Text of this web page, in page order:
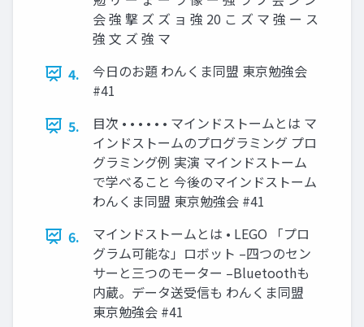
会 強 撃 ズ ズ ョ 強 20 こ ズ マ 強 ー ス
強 文 ズ 強 マ
4.
今日のお題 わんくま同盟 東京勉強会
#41
5.
目次 • • • • • • マインドストームとは マ
インドストームのプログラミング プロ
グラミング例 実演 マインドストーム
で学べること 今後のマインドストーム
わんくま同盟 東京勉強会 #41
6.
マインドストームとは • LEGO 「プロ
グラム可能な」ロボット –四つのセン
サーと三つのモーター –Bluetoothも
内蔵。データ送受信も わんくま同盟
東京勉強会 #41